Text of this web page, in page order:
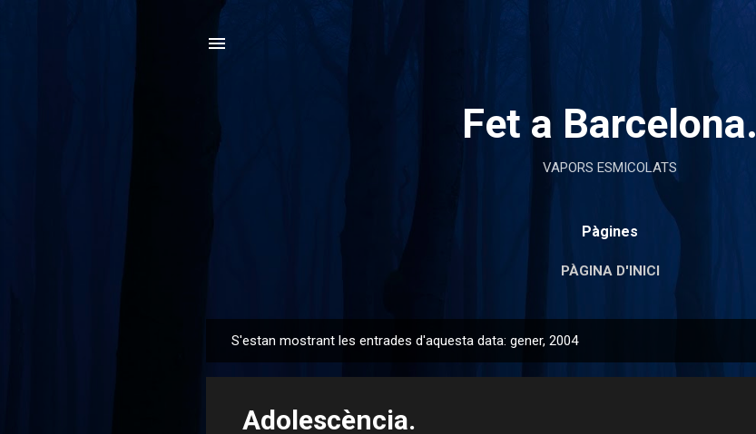
Fet a Barcelona.
VAPORS ESMICOLATS
Pàgines
PÀGINA D'INICI
n
S'estan mostrant les entrades d'aquesta data: gener, 2004
Adolescència.